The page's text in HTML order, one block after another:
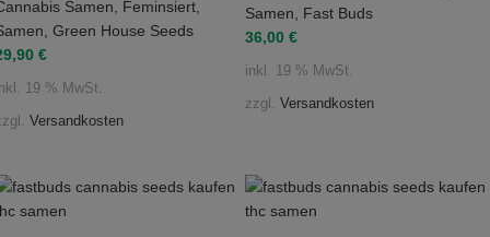
Samen, Feminsiert,
, Green House Seeds
€
19 % MwSt.
Versandkosten
Samen, Fast Buds
36,00 €
inkl. 19 % MwSt.
zzgl. Versandkosten